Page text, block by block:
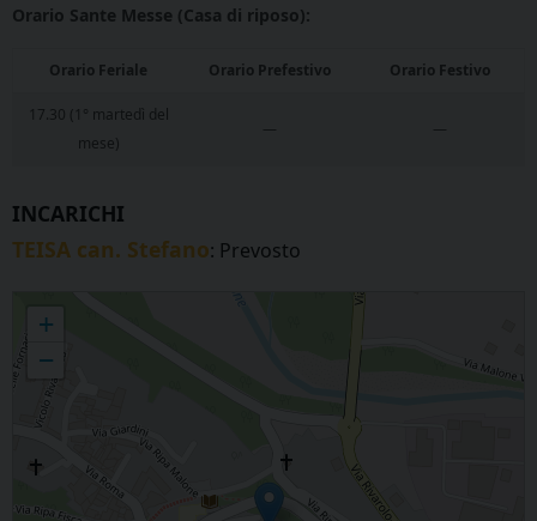
Orario Sante Messe (Casa di riposo):
Orario Feriale Orario Prefestivo Orario Festivo
17.30 (1° martedì del
mese)
— —
INCARICHI
TEISA can. Stefano: Prevosto
LOMBARDORE - Sant'Agapito Martire
+
−